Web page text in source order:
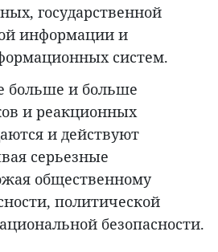
государственной
информации и
систем.
больше и больше
и реакционных
и действуют
серьезные
общественному
политической
безопасности.